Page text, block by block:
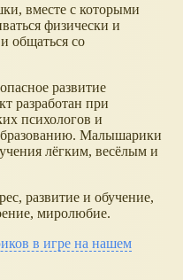
вместе с которыми
физически и
общаться со
развитие
разработан при
психологов и
Малышарики
лёгким, весёлым и
развитие и обучение,
миролюбие.
в игре на нашем